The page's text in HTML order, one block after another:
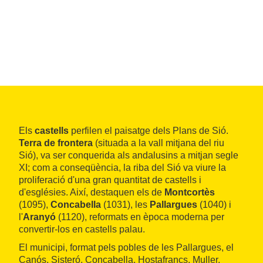
Els castells perfilen el paisatge dels Plans de Sió.
Terra de frontera (situada a la vall mitjana del riu
Sió), va ser conquerida als andalusins a mitjan segle
XI; com a conseqüència, la riba del Sió va viure la
proliferació d'una gran quantitat de castells i
d'esglésies. Així, destaquen els de Montcortès
(1095), Concabella (1031), les Pallargues (1040) i
l'Aranyó (1120), reformats en època moderna per
convertir-los en castells palau.
El municipi, format pels pobles de les Pallargues, el
Canós, Sisteró, Concabella, Hostafrancs, Muller,